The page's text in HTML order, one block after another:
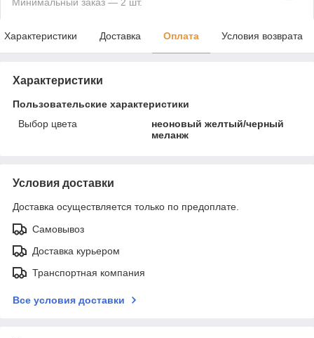
Характеристики Доставка Оплата Условия возврата
Характеристики
Пользовательские характеристики
Выбор цвета
неоновый желтый/черный
меланж
Условия доставки
Доставка осуществляется только по предоплате.
Самовывоз
Доставка курьером
Транспортная компания
Все условия доставки